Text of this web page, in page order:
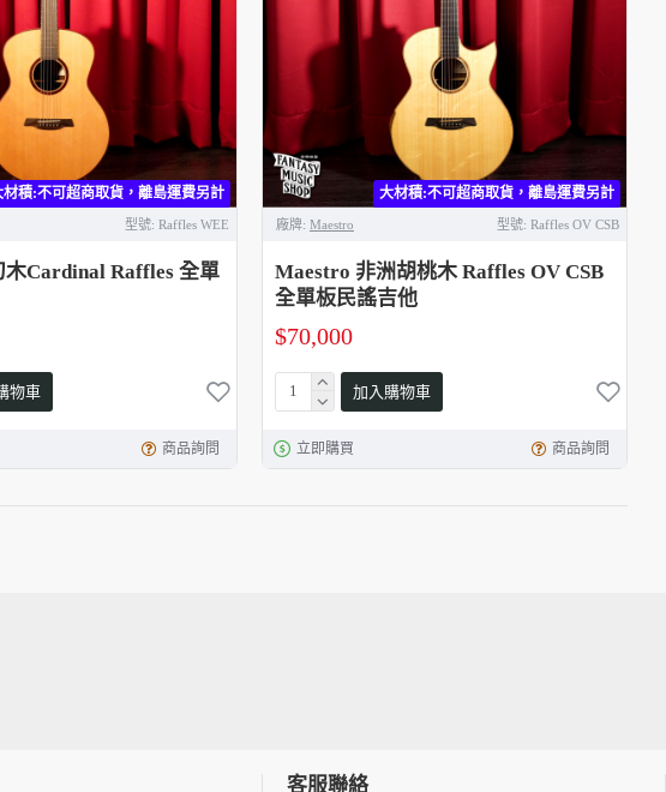
材積:不可超商取貨，離島運費另計
型號: Raffles WEE
Cardinal Raffles 全單
物車
商品詢問
大材積:不可超商取貨，離島運費另計
廠牌: Maestro 型號: Raffles OV CSB
Maestro 非洲胡桃木 Raffles OV CSB
全單板民謠吉他
$70,000
加入購物車
立即購買 商品詢問
客服聯絡